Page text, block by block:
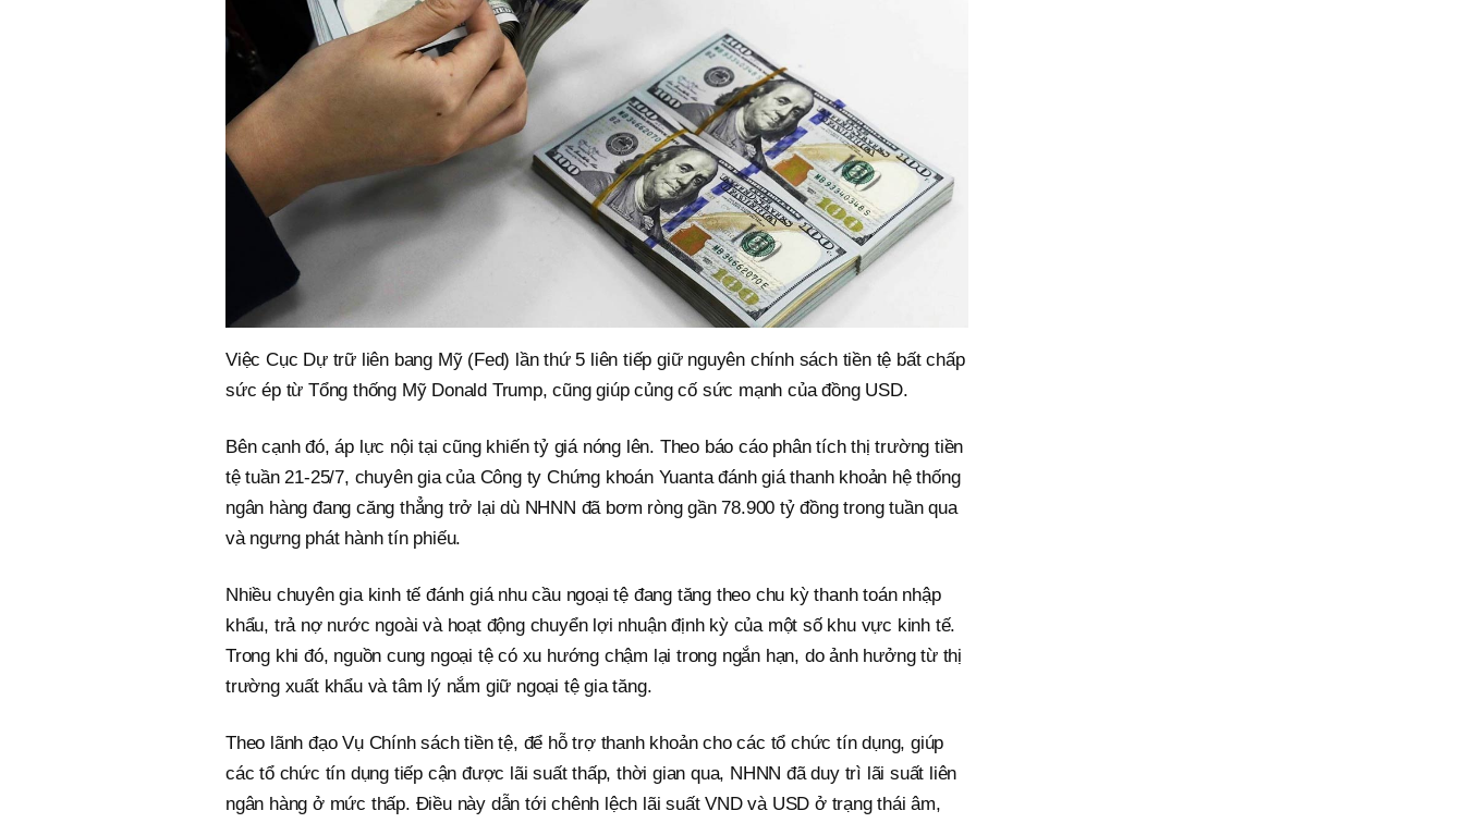
Việc Cục Dự trữ liên bang Mỹ (Fed) lần thứ 5 liên tiếp giữ nguyên chính sách tiền tệ bất chấp
sức ép từ Tổng thống Mỹ Donald Trump, cũng giúp củng cố sức mạnh của đồng USD.
Bên cạnh đó, áp lực nội tại cũng khiến tỷ giá nóng lên. Theo báo cáo phân tích thị trường tiền
tệ tuần 21-25/7, chuyên gia của Công ty Chứng khoán Yuanta đánh giá thanh khoản hệ thống
ngân hàng đang căng thẳng trở lại dù NHNN đã bơm ròng gần 78.900 tỷ đồng trong tuần qua
và ngưng phát hành tín phiếu.
Nhiều chuyên gia kinh tế đánh giá nhu cầu ngoại tệ đang tăng theo chu kỳ thanh toán nhập
khẩu, trả nợ nước ngoài và hoạt động chuyển lợi nhuận định kỳ của một số khu vực kinh tế.
Trong khi đó, nguồn cung ngoại tệ có xu hướng chậm lại trong ngắn hạn, do ảnh hưởng từ thị
trường xuất khẩu và tâm lý nắm giữ ngoại tệ gia tăng.
Theo lãnh đạo Vụ Chính sách tiền tệ, để hỗ trợ thanh khoản cho các tổ chức tín dụng, giúp
các tổ chức tín dụng tiếp cận được lãi suất thấp, thời gian qua, NHNN đã duy trì lãi suất liên
ngân hàng ở mức thấp. Điều này dẫn tới chênh lệch lãi suất VND và USD ở trạng thái âm,